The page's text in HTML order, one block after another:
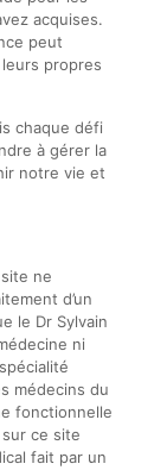
acquises.
peut
propres
chaque défi
à gérer la
notre vie et
ne
d’un
le Dr Sylvain
ni
médecins du
fonctionnelle
ce site
fait par un